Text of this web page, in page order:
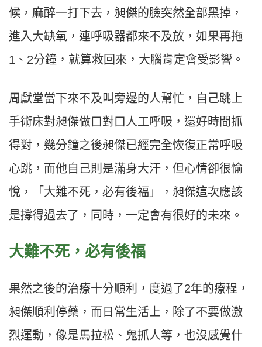
候，麻醉一打下去，昶傑的臉突然全部黑掉，
進入大缺氧，連呼吸器都來不及放，如果再拖
1、2分鐘，就算救回來，大腦肯定會受影響。
周獻堂當下來不及叫旁邊的人幫忙，自己跳上
手術床對昶傑做口對口人工呼吸，還好時間抓
得對，幾分鐘之後昶傑已經完全恢復正常呼吸
心跳，而他自己則是滿身大汗，但心情卻很愉
悅，「大難不死，必有後福」，昶傑這次應該
是撐得過去了，同時，一定會有很好的未來。
大難不死，必有後福
果然之後的治療十分順利，度過了2年的療程，
昶傑順利停藥，而日常生活上，除了不要做激
烈運動，像是馬拉松、鬼抓人等，也沒感覺什